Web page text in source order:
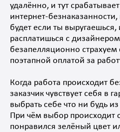
удалённо, и тут
интернет-безнаказанности,
будет если ты
расплатишься с
безапелляционно страхуем
поэтапной оплатой за
Когда работа происходит
заказчик чувствует себя в
выбрать себе что ни будь
При чём выбор происходит
понравился зелёный цвет